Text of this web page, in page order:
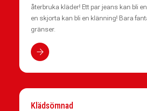
återbruka kläder! Ett par jeans kan bli
en skjorta kan bli en klänning! Bara
gränser.
Klädsömnad